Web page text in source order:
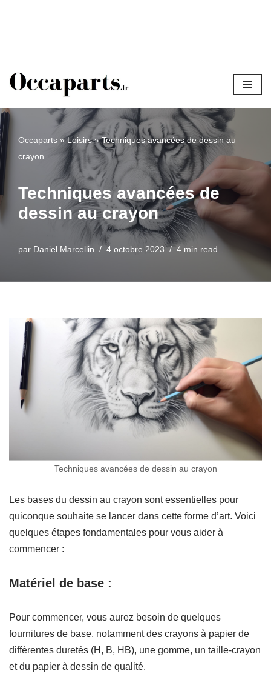
au
Occaparts »Loisirs»Techniques avancées de dessin au
crayon
Techniques avancées de
dessin au crayon
par Daniel Marcellin 4 octobre 2023 4 min read
Techniques avancées de dessin au crayon
Les bases du dessin au crayon sont essentielles pour
quiconque souhaite se lancer dans cette forme d’art. Voici
quelques étapes fondamentales pour vous aider à
commencer :
Matériel de base :
Pour commencer, vous aurez besoin de quelques
fournitures de base, notamment des crayons à papier de
différentes duretés (H, B, HB), une gomme, un taille-crayon
et du papier à dessin de qualité.